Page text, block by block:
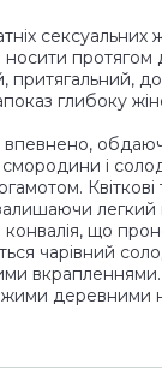
сексуальних
протягом
глибоку
впевнено,
і
легкий
що
чарівний